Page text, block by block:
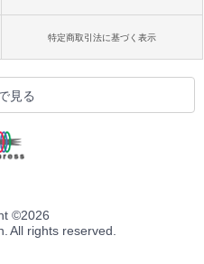
特定商取引法に基づく表示
見る
©2026
All rights reserved.